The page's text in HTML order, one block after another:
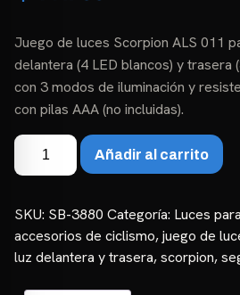
Juego de luces Scorpion ALS 011
delantera (4 LED blancos) y trasera
con 3 modos de iluminación y
con pilas AAA (no incluidas).
Juego
de
Scorpion
ALS
011
Añadir al carrito
SKU: SB-3880 Categoría: Luces
accesorios de ciclismo,juego de
luz delantera y trasera,scorpion,